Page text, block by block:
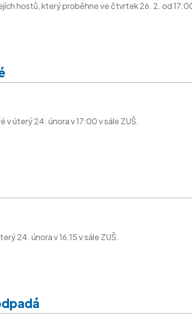
hostů, který proběhne ve čtvrtek 26. 2. od
úterý 24. února v 17:00 v sále ZUŠ.
24. února v 16:15 v sále ZUŠ.